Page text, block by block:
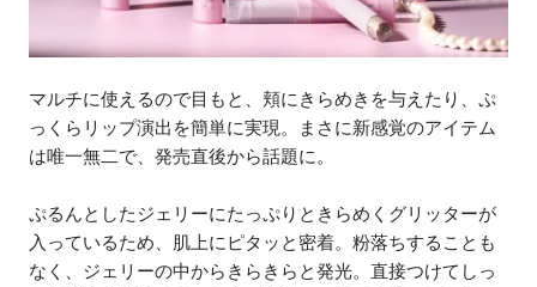
マルチに使えるので目もと、頬にきらめきを与えたり、ぷ
っくらリップ演出を簡単に実現。まさに新感覚のアイテム
は唯一無二で、発売直後から話題に。
ぷるんとしたジェリーにたっぷりときらめくグリッターが
入っているため、肌上にピタッと密着。粉落ちすることも
なく、ジェリーの中からきらきらと発光。直接つけてしっ